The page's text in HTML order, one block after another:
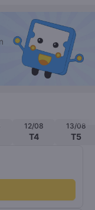
12/08
T4
13/08
T5